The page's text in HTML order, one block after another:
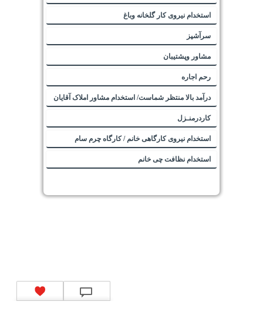
استخدام نیروی کار گلخانه وباغ
سرآشپز
مشاور وپشتیبان
رحم اجاره
درآمد بالا منتظر شماست/ استخدام مشاور املاک آقایان
کاردرمنـزل
استخدام نیروی کارگاهی خانم / کارگاه چرم سام
استخدام نظافت چی خانم